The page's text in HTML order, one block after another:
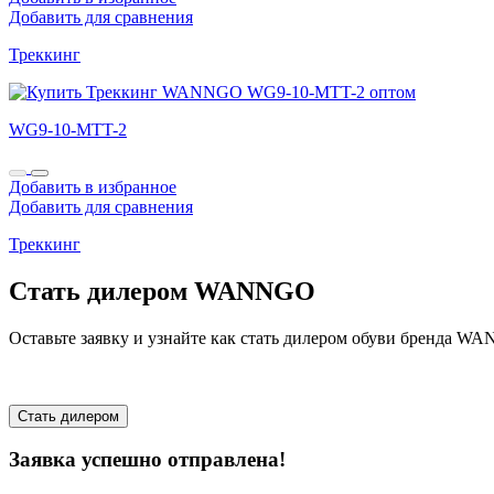
Добавить для сравнения
Треккинг
WG9-10-MTT-2
Добавить в избранное
Добавить для сравнения
Треккинг
Стать дилером WANNGO
Оставьте заявку и узнайте как стать дилером обуви бренда
Стать дилером
Заявка успешно отправлена!